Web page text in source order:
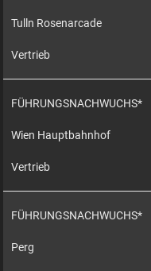
Tulln Rosenarcade
Vertrieb
FÜHRUNGSNACHWUCHS*
Wien Hauptbahnhof
Vertrieb
FÜHRUNGSNACHWUCHS*
Perg